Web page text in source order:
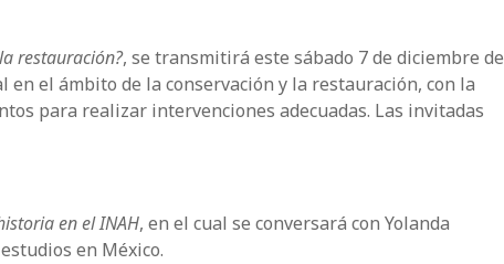
restauración?, se transmitirá este sábado 7 de diciembre de
el ámbito de la conservación y la restauración, con la
para realizar intervenciones adecuadas. Las invitadas
en el INAH, en el cual se conversará con Yolanda
en México.